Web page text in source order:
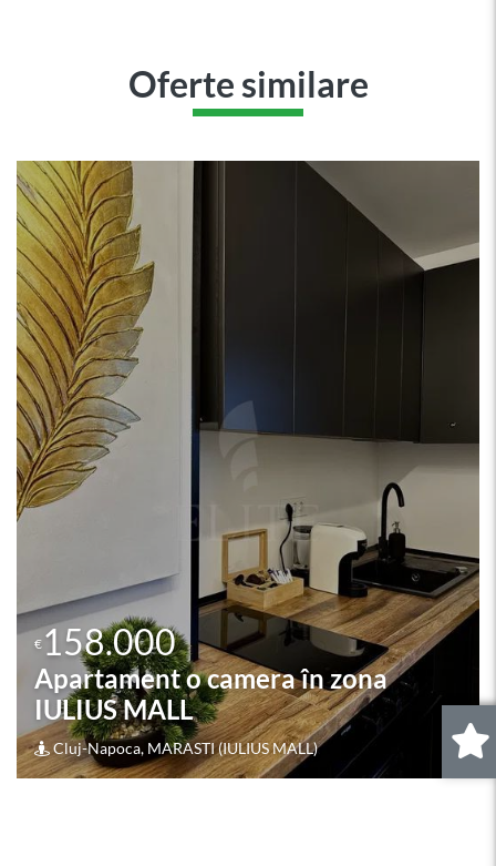
Oferte similare
€158.000
Apartament 3 camere în zona BIG
Cluj-Napoca, MANASTUR (BIG)